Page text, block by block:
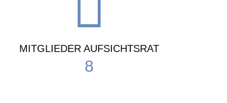
MITGLIEDER AUFSICHTSRAT
8